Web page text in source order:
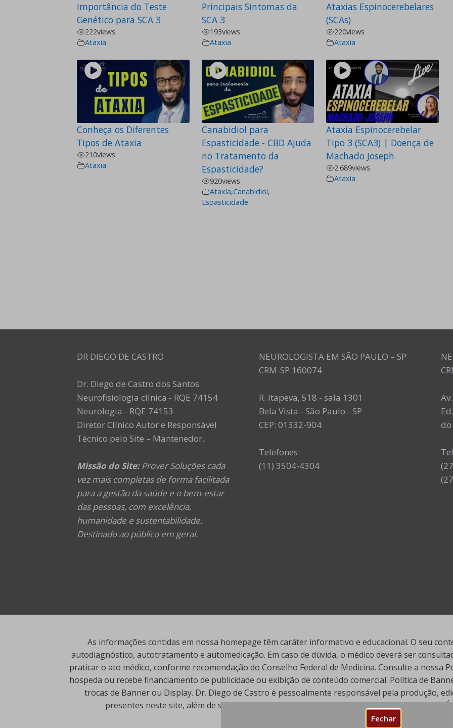
Fechar
Importância do Teste
Genético para SCA 3
222views
Ataxia
Principais Sintomas da
SCA 3
193views
Ataxia
Ataxias Espinocerebelares
(SCAs)
220views
Ataxia
Conheça os Diferentes
Tipos de Ataxia
210views
Ataxia
Canabidiol para
Espasticidade - CBD Ajuda
no Tratamento da
Espasticidade?
920views
Ataxia,Canabidiol,
Espasticidade
Ataxia Espinocerebelar
Tipo 3 (SCA3) | Doença de
Machado Joseph
2.689views
Ataxia
DR DIEGO DE CASTRO
Dr. Diego de Castro dos Santos
Neurofisiologia clínica - RQE 74154
Neurologia - RQE 74153
Diretor Clínico Autor e Responsável
Técnico pelo Site – Mantenedor.
Missão do Site:Prover Soluções cada
vez mais completas de forma facilitada
para a gestão da saúde e o bem-estar
das pessoas, com excelência,
humanidade e sustentabilidade.
Destinado ao público em geral.
NEUROLOGISTA EM SÃO PAULO – SP
CRM-SP 160074
R. Itapeva, 518 - sala 1301
Bela Vista - São Paulo - SP
CEP: 01332-904
Telefones:
(11) 3504-4304
do
As informações contidas em nossa homepage têm caráter informativo e educacional. O seu
autodiagnóstico, autotratamento e automedicação. Em caso de dúvida, o médico deverá ser
praticar o ato médico, conforme recomendação do Conselho Federal de Medicina. Consulte a nossa
hospeda ou recebe financiamento de publicidade ou exibição de conteúdo comercial. Política de
trocas de Banner ou Display. Dr. Diego de Castro é pessoalmente responsável pela produção,
presentes neste site, além de sua manutenção financeira. Todos os direitos reservados. |